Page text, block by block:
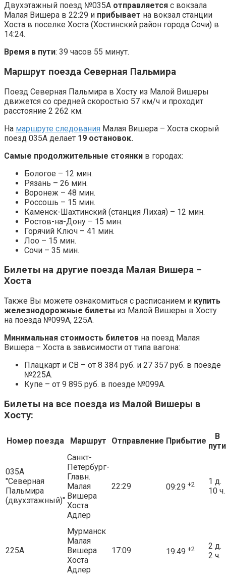
Двухэтажный поезд №035А отправляется с вокзала
Малая Вишера в 22:29 и прибывает на вокзал станции
Хоста в поселке Хоста (Хостинский район города Сочи) в
14:24.
Время в пути: 39 часов 55 минут.
Маршрут поезда Северная Пальмира
Поезд Северная Пальмира в Хосту из Малой Вишеры
движется со средней скоростью 57 км/ч и проходит
расстояние 2 262 км.
На маршруте следования Малая Вишера – Хоста скорый
поезд 035А делает 19 остановок.
Самые продолжительные стоянки в городах:
Бологое – 12 мин.
Рязань – 26 мин.
Воронеж – 48 мин.
Россошь – 15 мин.
Каменск-Шахтинский (станция Лихая) – 12 мин.
Ростов-на-Дону – 15 мин.
Горячий Ключ – 41 мин.
Лоо – 15 мин.
Сочи – 35 мин.
Билеты на другие поезда Малая Вишера –
Хоста
Также Вы можете ознакомиться с расписанием и купить
железнодорожные билеты из Малой Вишеры в Хосту
на поезда №099А, 225А.
Минимальная стоимость билетов на поезд Малая
Вишера – Хоста в зависимости от типа вагона:
Плацкарт и СВ – от 8 384 руб. и 27 357 руб. в поезде
№225А.
Купе – от 9 895 руб. в поезде №099А.
Билеты на все поезда из Малой Вишеры в
Хосту:
Номер поезда Маршрут Отправление Прибытие
В
пути
035А
"Северная
Пальмира
(двухэтажный)"
Санкт-
Петербург-
Главн.
Малая
Вишера
Хоста
Адлер
22:29 09:29 +2
1 д.
10 ч.
225А
Мурманск
Малая
Вишера
Хоста
Адлер
17:09 19:49 +2
2 д.
2 ч.